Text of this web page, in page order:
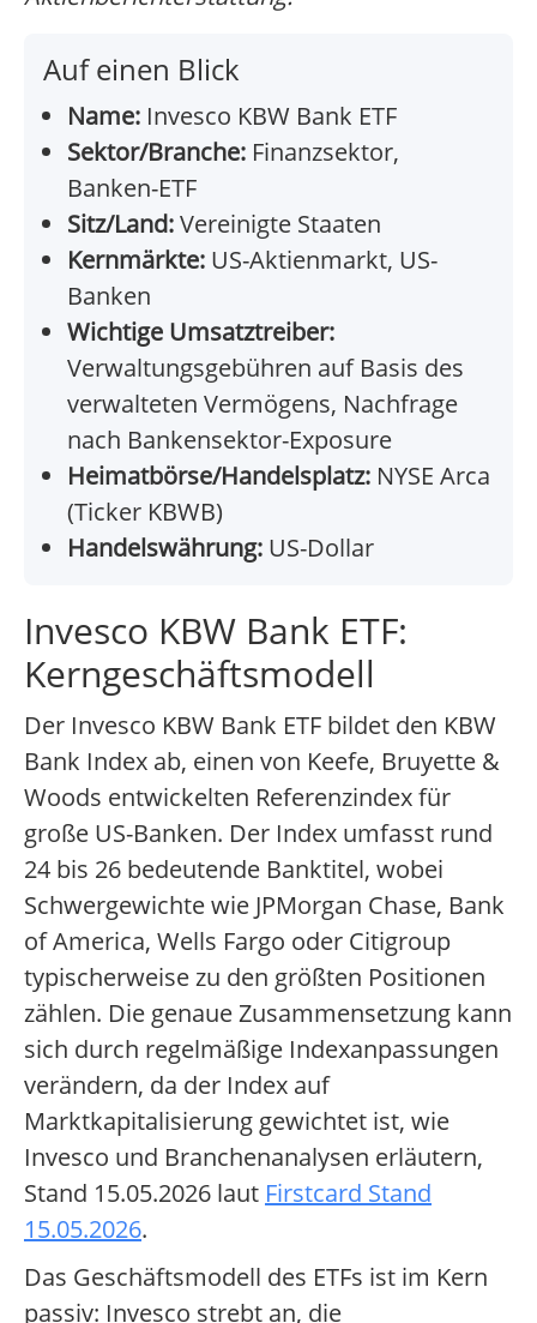
Auf einen Blick
Name: Invesco KBW Bank ETF
Sektor/Branche: Finanzsektor,
Banken-ETF
Sitz/Land:Vereinigte Staaten
Kernmärkte: US-Aktienmarkt, US-
Banken
Wichtige Umsatztreiber:
Verwaltungsgebühren auf Basis des
verwalteten Vermögens, Nachfrage
nach Bankensektor-Exposure
Heimatbörse/Handelsplatz: NYSE Arca
(Ticker KBWB)
Handelswährung: US-Dollar
Invesco KBW Bank ETF:
Kerngeschäftsmodell
Der Invesco KBW Bank ETF bildet den KBW
Bank Index ab, einen von Keefe, Bruyette &
Woods entwickelten Referenzindex für
große US-Banken. Der Index umfasst rund
24 bis 26 bedeutende Banktitel, wobei
Schwergewichte wie JPMorgan Chase, Bank
of America, Wells Fargo oder Citigroup
typischerweise zu den größten Positionen
zählen. Die genaue Zusammensetzung kann
sich durch regelmäßige Indexanpassungen
verändern, da der Index auf
Marktkapitalisierung gewichtet ist, wie
Invesco und Branchenanalysen erläutern,
Stand 15.05.2026 laut Firstcard Stand
15.05.2026.
Das Geschäftsmodell des ETFs ist im Kern
passiv: Invesco strebt an, die